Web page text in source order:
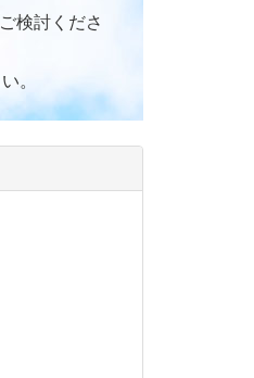
検討くださ
。